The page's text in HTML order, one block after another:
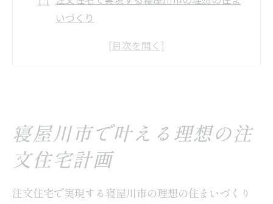
いづくり
人気の寝屋川市工務店で始める注文住宅計
動向
寝屋川市で注文住宅を建てる際のポイント
整理
工務店選びが左右する寝屋川市の注文住宅
寝屋川市で叶える理想の注
文住宅計画
注文住宅で実現する寝屋川市の理想の住まいづくり